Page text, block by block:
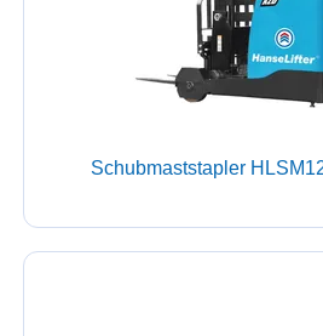
Schubmaststapler